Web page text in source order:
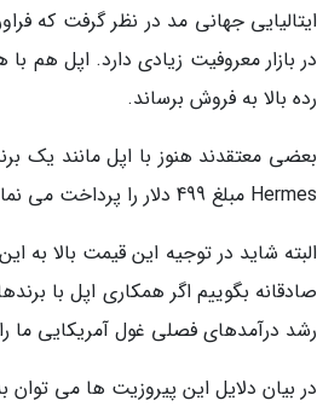
ایتالیایی جهانی مد در نظر گرفت که
در بازار معروفیت زیادی دارد. اپل
رده بالا به فروش برساند.
بعضی معتقدند هنوز با اپل مانند یک
Hermes مبلغ 499 دلار را پرداخت می نمایند تنها به این علت که بند آن چرمی است و دوخت خاصی دارد.
البته شاید در توجیه این قیمت بالا
صادقانه بگوییم اگر همکاری اپل با
رشد درآمدهای فصلی غول آمریکایی ما
در بیان دلایل این پیروزیت ها می توان به 4 علت عمده اشاره